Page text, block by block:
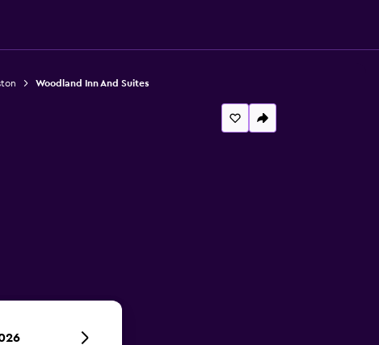
Woodland Inn And Suites